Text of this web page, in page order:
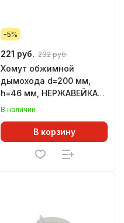
-5%
221 руб. 232 руб.
Хомут обжимной
дымохода d=200 мм,
h=46 мм, НЕРЖАВЕЙКА
(GS)
В наличии
В корзину